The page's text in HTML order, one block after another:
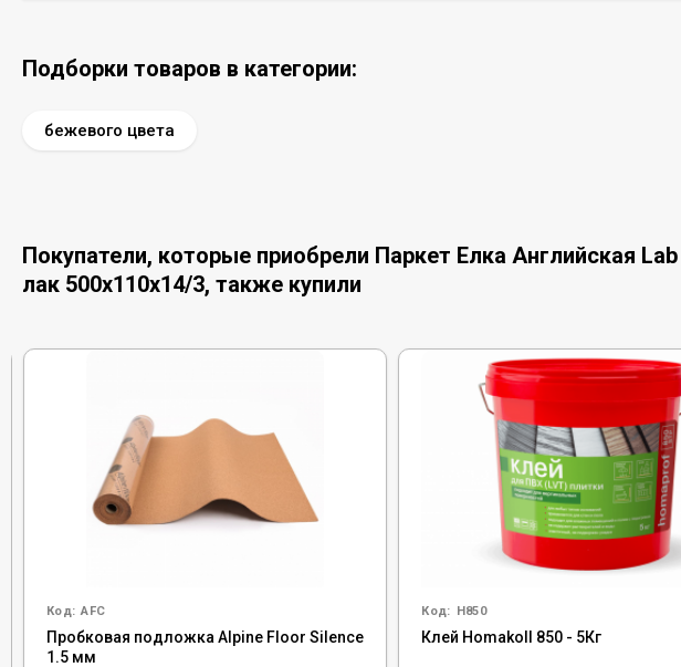
Подборки товаров в категории:
бежевого цвета
Покупатели, которые приобрели Паркет Елка Английская
лак 500х110х14/3, также купили
Код: AFC
Пробковая подложка Alpine Floor Silence
1.5 мм
Код: H850
Клей Homakoll 850 - 5Кг